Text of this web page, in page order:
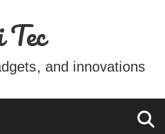
and innovations